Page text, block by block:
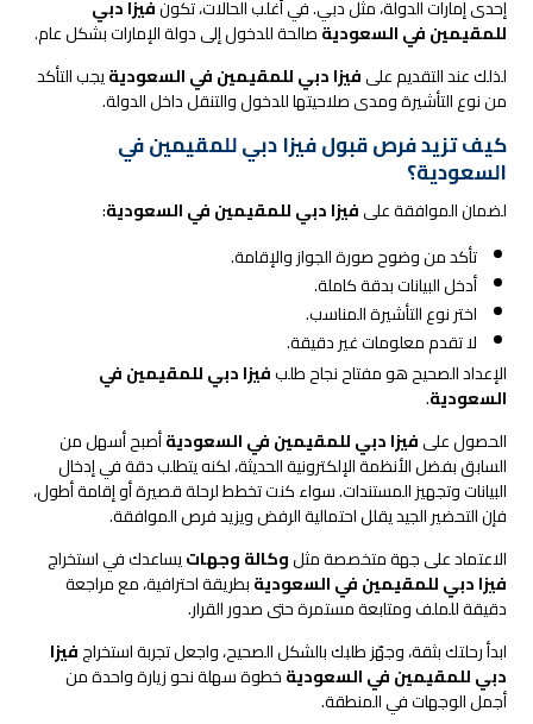
إحدى إمارات الدولة، مثل دبي. في أغلب الحالات، تكونفيزا دبي
للمقيمين في السعوديةصالحة للدخول إلى دولة الإمارات بشكل عام.
لذلك عند التقديم علىفيزا دبي للمقيمين في السعوديةيجب التأكد
من نوع التأشيرة ومدى صلاحيتها للدخول والتنقل داخل الدولة.
كيف تزيد فرص قبول فيزا دبي للمقيمين في
السعودية؟
لضمان الموافقة علىفيزا دبي للمقيمين في السعودية:
تأكد من وضوح صورة الجواز والإقامة.
أدخل البيانات بدقة كاملة.
اختر نوع التأشيرة المناسب.
لا تقدم معلومات غير دقيقة.
الإعداد الصحيح هو مفتاح نجاح طلبفيزا دبي للمقيمين في
السعودية.
الحصول علىفيزا دبي للمقيمين في السعوديةأصبح أسهل من
السابق بفضل الأنظمة الإلكترونية الحديثة، لكنه يتطلب دقة في إدخال
البيانات وتجهيز المستندات. سواء كنت تخطط لرحلة قصيرة أو إقامة أطول،
فإن التحضير الجيد يقلل احتمالية الرفض ويزيد فرص الموافقة.
الاعتماد على جهة متخصصة مثلوكالة وجهاتيساعدك في استخراج
فيزا دبي للمقيمين في السعوديةبطريقة احترافية، مع مراجعة
دقيقة للملف ومتابعة مستمرة حتى صدور القرار.
ابدأ رحلتك بثقة، وجهّز طلبك بالشكل الصحيح، واجعل تجربة استخراجفيزا
دبي للمقيمين في السعوديةخطوة سهلة نحو زيارة واحدة من
أجمل الوجهات في المنطقة.